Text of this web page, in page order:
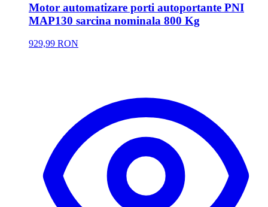
Motor automatizare porti autoportante PNI
MAP130 sarcina nominala 800 Kg
929,99 RON